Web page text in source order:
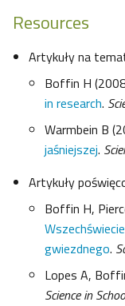
Resources
Artykuły na
Boffin H
in research.
Warmbein B
jaśniejszej.
Artykuły
Boffin H,
gwiezdnego.
Lopes A,
Science in